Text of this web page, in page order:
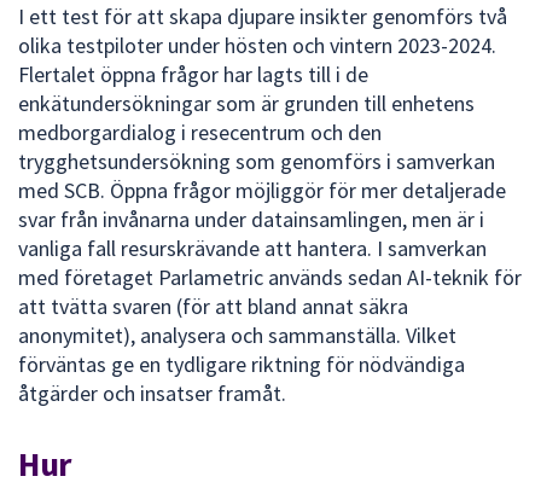
I ett test för att skapa djupare insikter genomförs två
olika testpiloter under hösten och vintern 2023-2024.
Flertalet öppna frågor har lagts till i de
enkätundersökningar som är grunden till enhetens
medborgardialog i resecentrum och den
trygghetsundersökning som genomförs i samverkan
med SCB. Öppna frågor möjliggör för mer detaljerade
svar från invånarna under datainsamlingen, men är i
vanliga fall resurskrävande att hantera. I samverkan
med företaget Parlametric används sedan AI-teknik för
att tvätta svaren (för att bland annat säkra
anonymitet), analysera och sammanställa. Vilket
förväntas ge en tydligare riktning för nödvändiga
åtgärder och insatser framåt.
Hur